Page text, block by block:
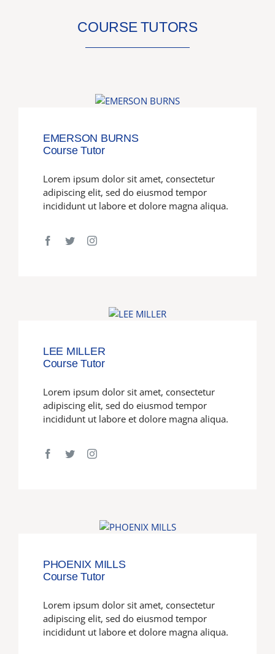
COURSE TUTORS
EMERSON BURNS
Course Tutor
Lorem ipsum dolor sit amet, consectetur
adipiscing elit, sed do eiusmod tempor
incididunt ut labore et dolore magna aliqua.
LEE MILLER
Course Tutor
Lorem ipsum dolor sit amet, consectetur
adipiscing elit, sed do eiusmod tempor
incididunt ut labore et dolore magna aliqua.
PHOENIX MILLS
Course Tutor
Lorem ipsum dolor sit amet, consectetur
adipiscing elit, sed do eiusmod tempor
incididunt ut labore et dolore magna aliqua.